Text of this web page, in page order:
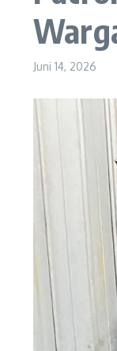
Juni 14, 2026